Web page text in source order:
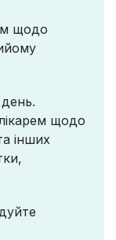
щодо
день.
щодо
інших